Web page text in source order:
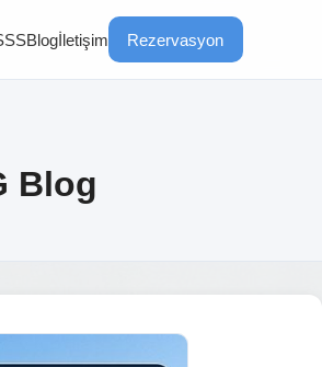
Blogİletişim Rezervasyon
Blog